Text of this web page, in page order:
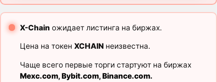
X-Chain ожидает листинга на биржах.
Цена на токен XCHAINнеизвестна.
Чаще всего первые торги стартуют на биржах
Mexc.com,Bybit.com,Binance.com.